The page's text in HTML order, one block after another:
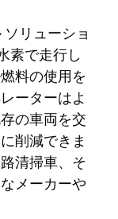
リューショ
素で走行し
料の使用を
ーターはよ
の車両を交
削減できま
清掃車、そ
メーカーや